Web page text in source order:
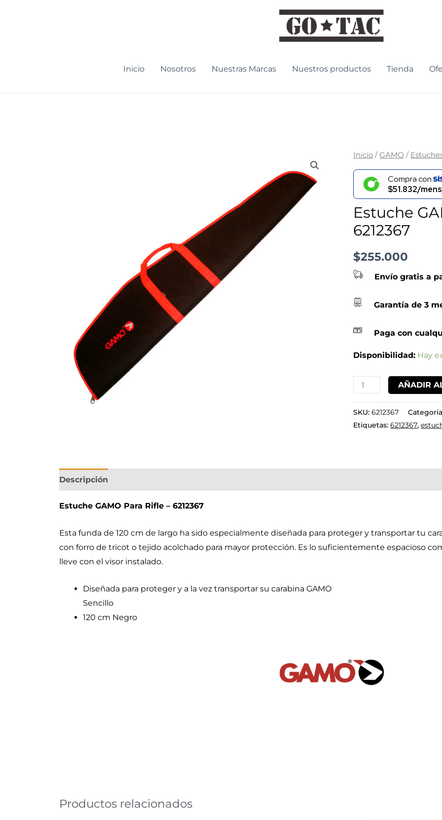
Inicio Nosotros Nuestras Marcas Nuestros productos Tienda
Inicio /GAMO /
Compra con
$51.832/
Estuche
6212367
$255.000
Envío gratis a
Garantía de 3
Paga con
Disponibilidad: Hay
Estuche
GAMO
Para
Rifle
-
6212367
AÑADIR
SKU:6212367
Etiquetas:6212367,
Descripción
Estuche GAMO Para Rifle – 6212367
Esta funda de 120 cm de largo ha sido especialmente diseñada para proteger y transportar tu
con forro de tricot o tejido acolchado para mayor protección. Es lo suficientemente espacioso
lleve con el visor instalado.
Diseñada para proteger y a la vez transportar su carabina GAMO
Sencillo
120 cm Negro
Productos relacionados